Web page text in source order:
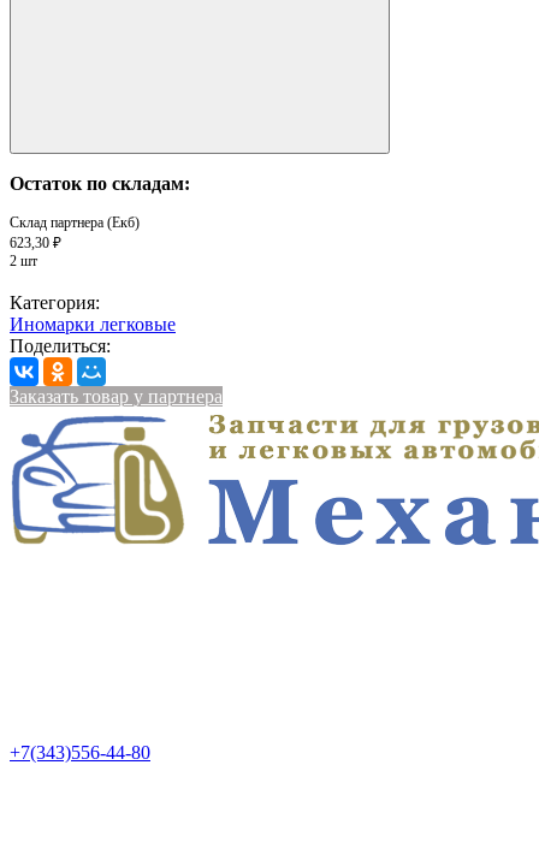
Остаток по складам:
Склад партнера (Екб)
623,30 ₽
2 шт
Категория:
Иномарки легковые
Поделиться:
Заказать товар у партнера
+7(343)556-44-80